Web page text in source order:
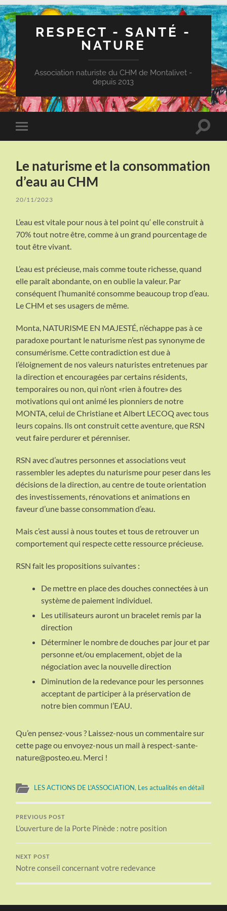
RESPECT - SANTÉ -
NATURE
Association naturiste du CHM de Montalivet -
depuis 2013
Toggle
mobile
Toggle
Le naturisme et la consommation
d’eau au CHM
20/11/2023
L’eau est vitale pour nous à tel point qu‘ elle construit à
70% tout notre être, comme à un grand pourcen­tage de
tout être vivant.
L’eau est précieuse, mais comme toute richesse, quand
elle paraît abondante, on en oublie la valeur. Par
conséquent l’humanité consomme beaucoup trop d’eau.
Le CHM et ses usagers de même.
Monta, NATURISME EN MAJESTÉ, n’échappe pas à ce
paradoxe pourtant le naturisme n’est pas synonyme de
consumérisme. Cette contradiction est due à
l’éloignement de nos valeurs naturistes entretenues par
la direction et encouragées par certains résidents,
temporaires ou non, qui n’ont «rien à foutre» des
motivations qui ont animé les pionniers de notre
MONTA, celui de Christiane et Albert LECOQ avec tous
leurs copains. Ils ont construit cette aventure, que RSN
veut faire perdurer et pérenniser.
RSN avec d’autres personnes et associations veut
rassembler les adeptes du naturisme pour peser dans les
décisions de la direction, au centre de toute orientation
des investissements, rénovations et animations en
faveur d’une basse consommation d’eau.
Mais c’est aussi à nous toutes et tous de retrouver un
comportement qui respecte cette ressource précieuse.
RSN fait les propositions suivantes :
De mettre en place des douches connectées à un
système de paiement individuel.
Les utilisateurs auront un bracelet remis par la
direction
Déterminer le nombre de douches par jour et par
personne et/ou emplacement, objet de la
négociation avec la nouvelle direction
Diminution de la redevance pour les personnes
acceptant de participer à la préservation de
notre bien commun l’EAU.
Qu’en pensez-vous ? Laissez-nous un commentaire sur
cette page ou envoyez-nous un mail à respect-sante-
nature@posteo.eu. Merci !
LES ACTIONS DE L'ASSOCIATION, Les actualités en détail
PREVIOUS POST
L’ouverture de la Porte Pinède : notre position
NEXT POST
Notre conseil concernant votre redevance